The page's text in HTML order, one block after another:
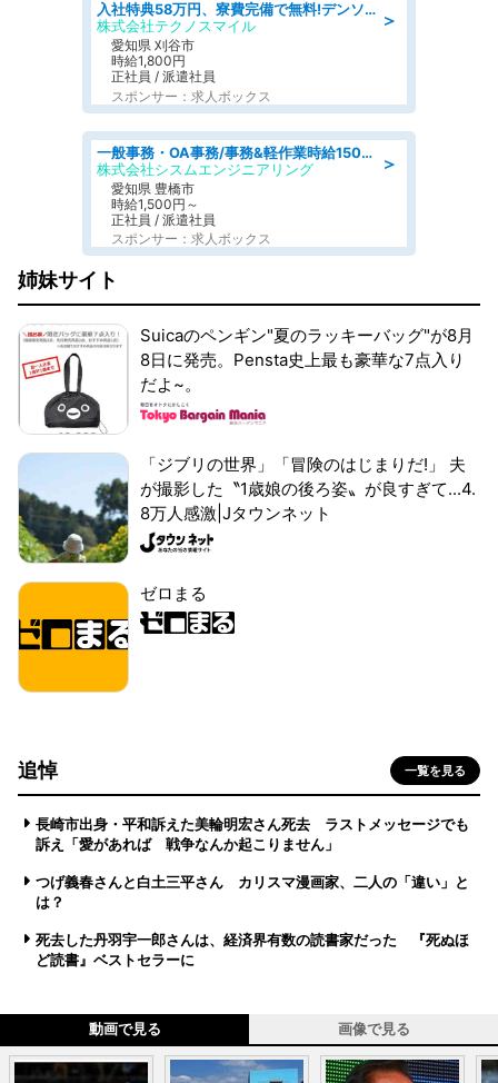
＞
入社特典58万円、寮費完備で無料!デンソーで働こう!自動車工場で小型部品の検査業務 denso aichi
株式会社テクノスマイル
愛知県 刈谷市
時給1,800円
正社員 / 派遣社員
スポンサー：求人ボックス
＞
一般事務・OA事務/事務&軽作業時給1500円土日祝休み各種社保完備
株式会社シスムエンジニアリング
愛知県 豊橋市
時給1,500円～
正社員 / 派遣社員
スポンサー：求人ボックス
姉妹サイト
Suicaのペンギン"夏のラッキーバッグ"が8月
8日に発売。Pensta史上最も豪華な7点入り
だよ~。
「ジブリの世界」「冒険のはじまりだ!」 夫
が撮影した〝1歳娘の後ろ姿〟が良すぎて...4.
8万人感激|Jタウンネット
ゼロまる
追悼 一覧を見る
長崎市出身・平和訴えた美輪明宏さん死去 ラストメッセージでも
訴え「愛があれば 戦争なんか起こりません」
つげ義春さんと白土三平さん カリスマ漫画家、二人の「違い」と
は？
死去した丹羽宇一郎さんは、経済界有数の読書家だった 『死ぬほ
ど読書』ベストセラーに
動画で見る 画像で見る